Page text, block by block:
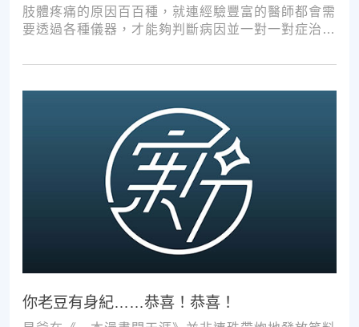
肢體疼痛的原因百百種，就連經驗豐富的醫師都會需
要透過各種儀器，才能夠判斷病因並一對一對症治
次推拿、按摩，都難以讓您徹底擺脫不適。
你老豆有身紀……恭喜！恭喜！